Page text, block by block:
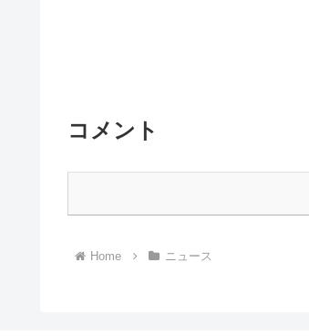
コメント
Home ニュース